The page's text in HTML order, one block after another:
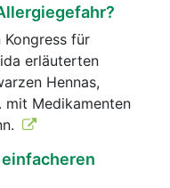
Kongress für
erläuterten
Hennas,
mit Medikamenten